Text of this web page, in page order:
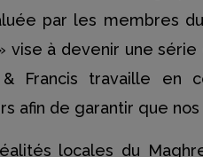
par les membres
vise à devenir une
Francis travaille en
afin de garantir que
locales du